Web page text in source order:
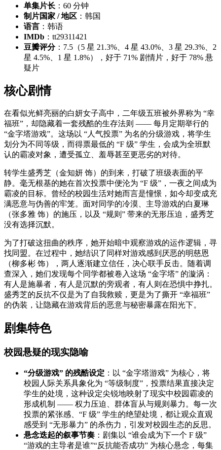
单集片长 ：60 分钟
制片国家 / 地区 ：韩国
语言 ：韩语
IMDb ：tt29311421
豆瓣评分：7.5（5 星 21.3%、4 星 43.0%、3 星 29.3%、2
星 4.5%、1 星 1.8%），好于 71% 剧情片，好于 78% 悬
疑片
核心剧情
在看似光鲜亮丽的白妍女子高中，二年级五班被外界称为 “幸
福班”，却隐藏着一套残酷的生存法则 —— 每月定期举行的
“金字塔游戏”。这场以 “人气投票” 为名的分级游戏，将学生
划分为不同等级，而得票最低的 “F 级” 学生，会成为全班默
认的霸凌对象，遭受孤立、羞辱甚至更恶劣的对待。
转学生盛秀芝（金知妍 饰）的到来，打破了班级表面的平
静。毫无根基的她在首次投票中便沦为 “F 级”，一夜之间成为
霸凌的目标。曾经的校园生活对她而言是憧憬，如今却变成充
满恶意与伪善的牢笼。面对同学的冷漠、主导游戏的白夏琳
（张多雅 饰）的施压，以及 “规则” 带来的无形压迫，盛秀芝
没有选择沉默。
为了打破这扭曲的秩序，她开始暗中观察游戏的运作逻辑，寻
找同盟。在过程中，她结识了同样对游戏感到厌恶的明慈恩
（柳多彬 饰），两人逐渐建立信任，决心联手反击。随着调
查深入，她们发现每个同学都被卷入这场 “金字塔” 的漩涡：
有人是施暴者，有人是沉默的旁观者，有人则在恐惧中挣扎。
盛秀芝的反抗不仅是为了自我救赎，更是为了撕开 “幸福班”
的伪装，让隐藏在游戏背后的恶意与秘密暴露在阳光下。
剧集特色
校园悬疑的现实隐喻
“分级游戏” 的残酷设定 ：以 “金字塔游戏” 为核心，将
校园人际关系具象化为 “等级制度”，投票结果直接决定
学生的处境，这种设定尖锐地映射了现实中校园霸凌的
形成机制 —— 权力压迫、群体盲从与规则暴力。每一次
投票的紧张感、“F 级” 学生的绝望处境，都让观众直观
感受到 “无形暴力” 的杀伤力，引发对校园生态的反思。
悬念迭起的叙事节奏 ：剧集以 “谁会成为下一个 F 级”
“游戏的主导者是谁”“反抗能否成功” 为核心悬念，每集